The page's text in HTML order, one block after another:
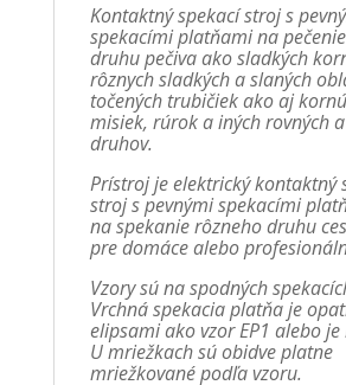
Kontaktný spekací stroj s
spekacími platňami na
druhu pečiva ako sladkých
rôznych sladkých a slaných
točených trubičiek ako aj
misiek, rúrok a iných rovných
druhov.
Prístroj je elektrický kontaktný
stroj s pevnými spekacími
na spekanie rôzneho druhu
pre domáce alebo
Vzory sú na spodných
Vrchná spekacia platňa je
elipsami ako vzor EP1 alebo je
U mriežkach sú obidve platne
mriežkované podľa vzoru.